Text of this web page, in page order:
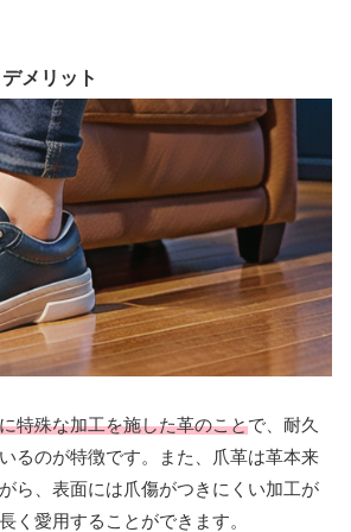
メリット
特殊な加工を施した革のことで、耐久
るのが特徴です。また、爪革は革本来
ら、表面には爪傷がつきにくい加工が
く愛用することができます。